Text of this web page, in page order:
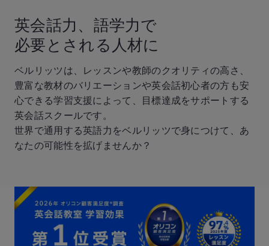
英会話力、語学力で
必要とされる人材に
ベルリッツは、レッスンや教師のクオリティの高さ、
豊富な教材のバリエーションや英会話初心者の方も安
心できる学習支援によって、目標達成をサポートする
英会話スクールです。
世界で通用する英語力をベルリッツで身につけて、あ
なたの可能性を拡げませんか？